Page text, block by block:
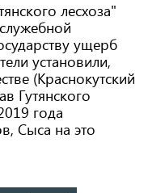
лесхоза"
ущерб
установили,
(Краснокутский
Гутянского
года
Сыса на это